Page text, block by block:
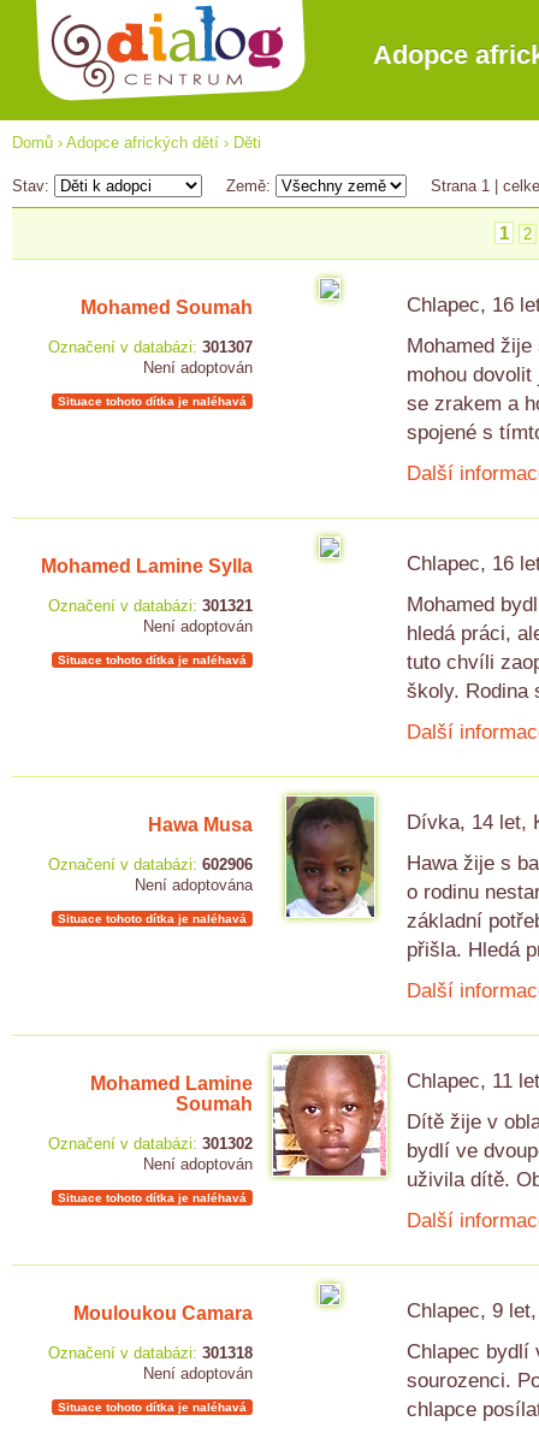
Adopce
Domů › Adopce afrických dětí › Děti
Stav: Země: Strana 1 |
1 2
Mohamed Soumah
Označení v databázi: 301307
Není adoptován
Situace tohoto dítka je naléhavá
Chlapec, 16
Mohamed
mohou
se zrakem a
spojené s
Další
Mohamed Lamine Sylla
Označení v databázi: 301321
Není adoptován
Situace tohoto dítka je naléhavá
Chlapec, 16
Mohamed
hledá práci,
tuto chvíli
školy. Rodina
Další
Hawa Musa
Označení v databázi: 602906
Není adoptována
Situace tohoto dítka je naléhavá
Dívka, 14 let,
Hawa žije s
o rodinu
základní
přišla. Hledá
Další
Mohamed Lamine
Soumah
Označení v databázi: 301302
Není adoptován
Situace tohoto dítka je naléhavá
Chlapec, 11
Dítě žije v
bydlí ve
uživila dítě.
Další
Mouloukou Camara
Označení v databázi: 301318
Není adoptován
Situace tohoto dítka je naléhavá
Chlapec, 9
Chlapec bydlí
sourozenci.
chlapce